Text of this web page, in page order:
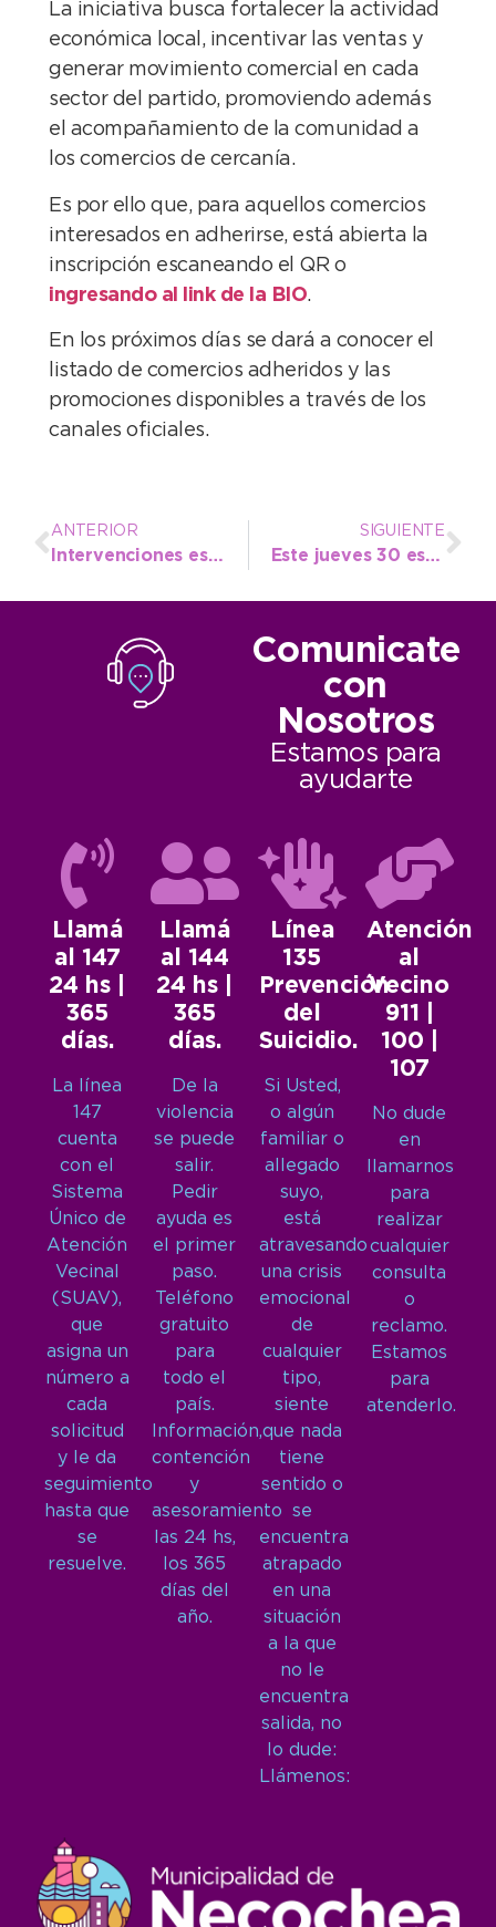
La iniciativa busca fortalecer la actividad
económica local, incentivar las ventas y
generar movimiento comercial en cada
sector del partido, promoviendo además
el acompañamiento de la comunidad a
los comercios de cercanía.
Es por ello que, para aquellos comercios
interesados en adherirse, está abierta la
inscripción escaneando el QR o
ingresando al link de la BIO.
En los próximos días se dará a conocer el
listado de comercios adheridos y las
promociones disponibles a través de los
canales oficiales.
ANTERIOR
Intervenciones estratégicas del EMSUR para la transitabilidad en la zona rural del distrito
SIGUIENTE
Este jueves 30 es el primer vencimiento de la cuota 1 de las patentes municipalizadas 2014-2015
Comunicate
con
Nosotros
Estamos para
ayudarte
Llamá
al 147
24 hs |
365
días.
La línea
147
cuenta
con el
Sistema
Único de
Atención
Vecinal
(SUAV),
que
asigna un
número a
cada
solicitud
y le da
seguimiento
hasta que
se
resuelve.
Llamá
al 144
24 hs |
365
días.
De la
violencia
se puede
salir.
Pedir
ayuda es
el primer
paso.
Teléfono
gratuito
para
todo el
país.
Información,
contención
y
asesoramiento
las 24 hs,
los 365
días del
año.
Línea
135
Prevención
del
Suicidio.
Si Usted,
o algún
familiar o
allegado
suyo,
está
atravesando
una crisis
emocional
de
cualquier
tipo,
siente
que nada
tiene
sentido o
se
encuentra
atrapado
en una
situación
a la que
no le
encuentra
salida, no
lo dude:
Llámenos:
Atención
al
Vecino
911 |
100 |
107
No dude
en
llamarnos
para
realizar
cualquier
consulta
o
reclamo.
Estamos
para
atenderlo.